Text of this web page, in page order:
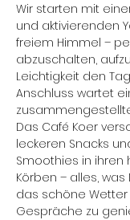
Wir starten mit
und aktivierenden
freiem Himmel –
abzuschalten,
Leichtigkeit den
Anschluss wartet
Das Café Koer
leckeren Snacks
Smoothies in ihren
Körben – alles,
das schöne
Gespräche zu